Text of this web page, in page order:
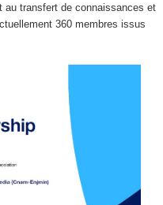
au transfert de connaissances et
360 membres issus